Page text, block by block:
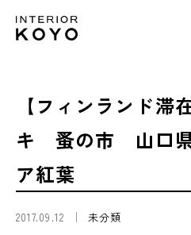
【フィンランド滞
キ 蚤の市 山口県
ア紅葉
2017.09.12 未分類